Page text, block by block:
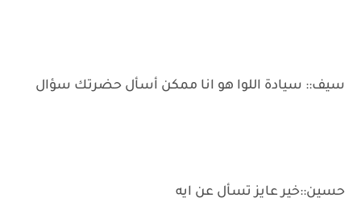
سيف:: سيادة اللوا هو انا ممكن أسأل حضرتك سؤال
حسين::خير عايز تسأل عن ايه